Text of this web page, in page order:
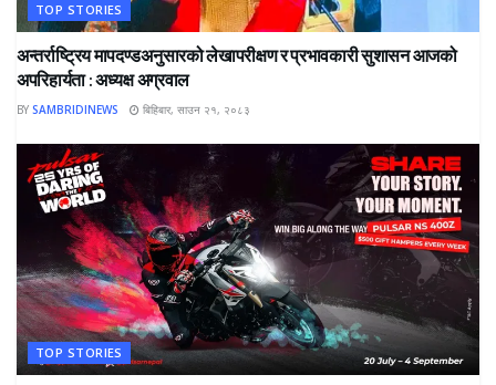
TOP STORIES
अन्तर्राष्ट्रिय मापदण्डअनुसारको लेखापरीक्षण र प्रभावकारी सुशासन आजको
अपरिहार्यता : अध्यक्ष अग्रवाल
BY SAMBRIDINEWS बिहिबार, साउन २१, २०८३
TOP STORIES